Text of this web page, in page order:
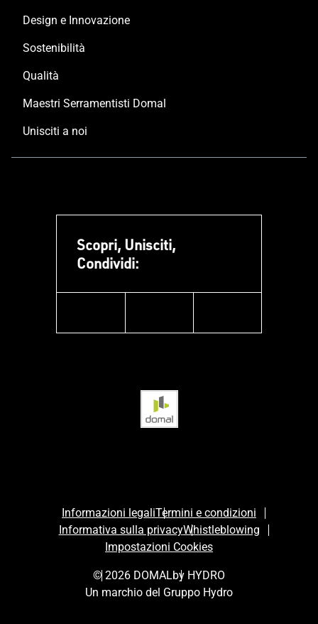
Design e Innovazione
Sostenibilità
Qualità
Maestri Serramentisti Domal
Unisciti a noi
Scopri, Unisciti,
Condividi:
Informazioni legaliTermini e condizioni
Informativa sulla privacyWhistleblowing
Impostazioni Cookies
© 2026 DOMALby HYDRO
Un marchio del Gruppo Hydro